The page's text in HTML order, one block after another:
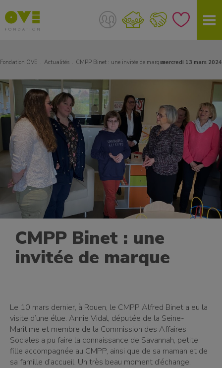
Fondation OVE Actualités CMPP Binet : une invitée de marquemercredi 13 mars 2024
CMPP Binet : une
invitée de marque
Le 10 mars dernier, à Rouen, le CMPP Alfred Binet a eu la
visite d’une élue. Annie Vidal, députée de la Seine-
Maritime et membre de la Commission des Affaires
Sociales a pu faire la connaissance de Savannah, petite
fille accompagnée au CMPP, ainsi que de sa maman et de
sa famille d’accueil. Un très beau moment d’échange.